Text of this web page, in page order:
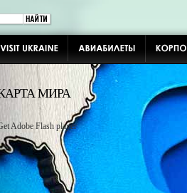
МИРА
Adobe Flash player